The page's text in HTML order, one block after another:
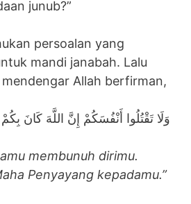
junub?”
persoalan yang
mandi janabah. Lalu
mendengar Allah berfirman,
وَلَا تَقْتُلُوا أَنْفُسَكُمْ إِنَّ اللَّهَ كَانَ
membunuh dirimu.
Penyayang kepadamu.”